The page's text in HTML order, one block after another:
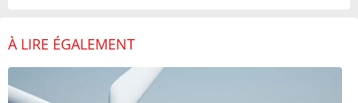
À LIRE ÉGALEMENT